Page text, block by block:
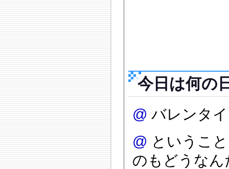
今日は何の
@ バレンタ
@ というこ
のもどうな